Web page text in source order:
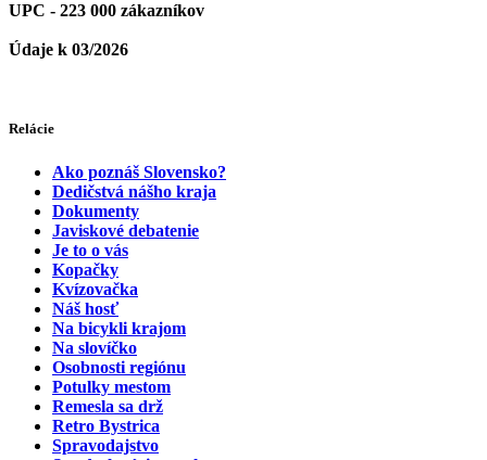
UPC - 223 000 zákazníkov
Údaje k 03/2026
Relácie
Ako poznáš Slovensko?
Dedičstvá nášho kraja
Dokumenty
Javiskové debatenie
Je to o vás
Kopačky
Kvízovačka
Náš hosť
Na bicykli krajom
Na slovíčko
Osobnosti regiónu
Potulky mestom
Remesla sa drž
Retro Bystrica
Spravodajstvo